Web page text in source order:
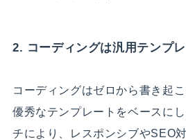
2. コーディングは汎用テンプ
コーディングはゼロから書き起
優秀なテンプレートをベースに
チにより、レスポンシブやSEO